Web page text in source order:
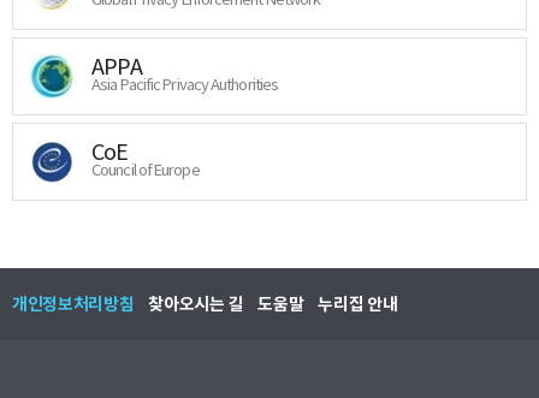
APPA
Asia Pacific Privacy Authorities
CoE
Council of Europe
개인정보처리방침 찾아오시는 길 도움말 누리집 안내